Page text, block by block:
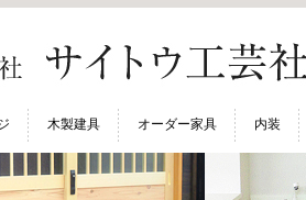
木製建具 オーダー家具 内装